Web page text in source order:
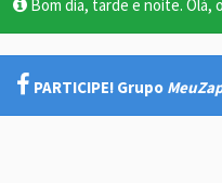
Bom dia, tarde e noite. Olá,
PARTICIPE! Grupo